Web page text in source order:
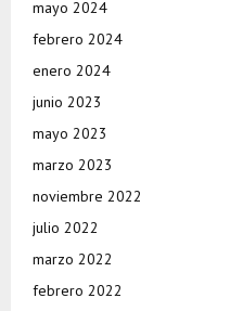
mayo 2024
febrero 2024
enero 2024
junio 2023
mayo 2023
marzo 2023
noviembre 2022
julio 2022
marzo 2022
febrero 2022